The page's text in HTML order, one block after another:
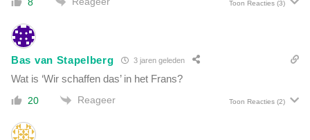
Toon Reacties (3)
Bas van Stapelberg 3 jaren geleden
Wat is ‘Wir schaffen das’ in het Frans?
20 Reageer Toon Reacties (2)